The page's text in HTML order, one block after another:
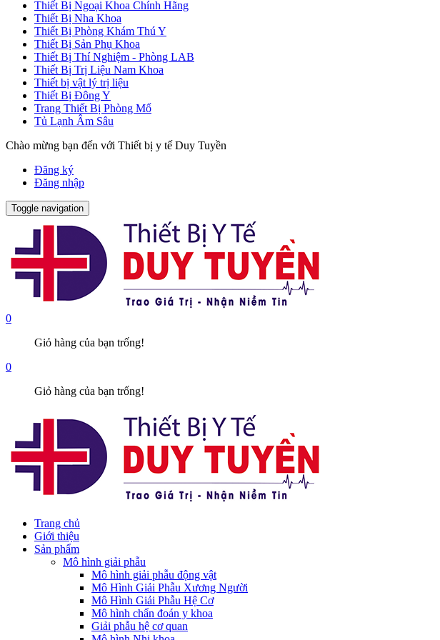
Thiết Bị Ngoại Khoa Chính Hãng
Thiết Bị Nha Khoa
Thiết Bị Phòng Khám Thú Y
Thiết Bị Sản Phụ Khoa
Thiết Bị Thí Nghiệm - Phòng LAB
Thiết Bị Trị Liệu Nam Khoa
Thiết bị vật lý trị liệu
Thiết Bị Đông Y
Trang Thiết Bị Phòng Mổ
Tủ Lạnh Âm Sâu
Chào mừng bạn đến với Thiết bị y tế Duy Tuyền
Đăng ký
Đăng nhập
Toggle navigation
0
Giỏ hàng của bạn trống!
0
Giỏ hàng của bạn trống!
Trang chủ
Giới thiệu
Sản phẩm
Mô hình giải phẫu
Mô hình giải phẫu động vật
Mô Hình Giải Phẫu Xương Người
Mô Hình Giải Phẫu Hệ Cơ
Mô hình chẩn đoán y khoa
Giải phẫu hệ cơ quan